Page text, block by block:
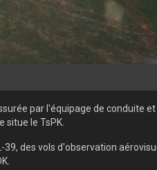
par l'équipage de conduite
situe le TsPK.
des vols d'observation